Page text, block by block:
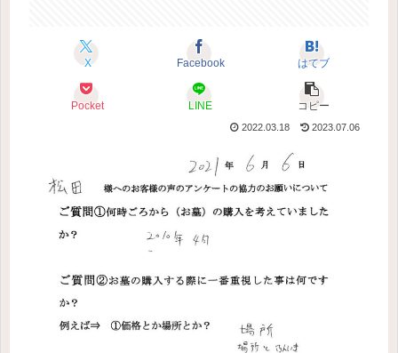
X Facebook はてブ
Pocket LINE コピー
2022.03.18 2023.07.06